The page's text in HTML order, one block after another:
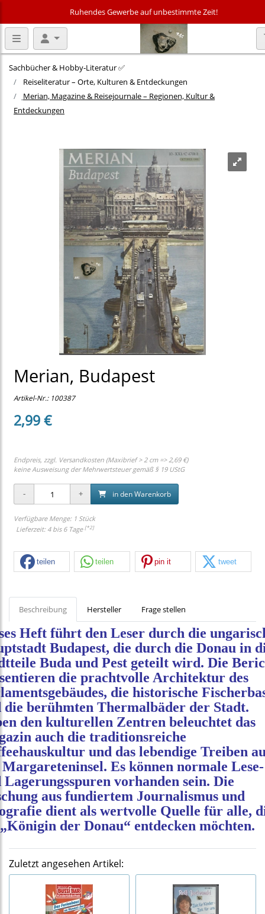
Ruhendes Gewerbe auf unbestimmte Zeit!
Sachbücher & Hobby‑Literatur ✅
Reiseliteratur – Orte, Kulturen & Entdeckungen
Merian, Magazine & Reisejournale – Regionen, Kultur &
Entdeckungen
Merian, Budapest
Artikel-Nr.: 100387
2,99 €
Endpreis, zzgl. Versandkosten (Maxibrief > 2 cm => 2,69 €)
keine Ausweisung der Mehrwertsteuer gemäß § 19 UStG
in den Warenkorb
Verfügbare Menge: 1 Stück
Lieferzeit: 4 bis 6 Tage [*2]
teilen teilen pin it tweet
Beschreibung Hersteller Frage stellen
Heft führt den Leser durch die
Budapest, die durch die Donau in
Buda und Pest geteilt wird. Die
die prachtvolle Architektur des
die historische
die berühmten Thermalbäder der Stadt.
den kulturellen Zentren beleuchtet das
auch die traditionsreiche
und das lebendige Treiben
Es können normale Lese-
Lagerungsspuren vorhanden sein. Die
aus fundiertem Journalismus und
dient als wertvolle Quelle für alle,
der Donau“ entdecken möchten.
Zuletzt angesehen Artikel: